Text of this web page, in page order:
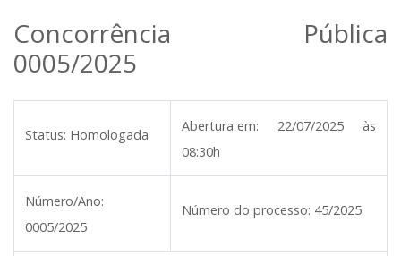
Concorrência Pública
0005/2025
Status: Homologada
Abertura em:
22/07/2025 às
08:30h
Número/Ano:
0005/2025
Número do processo: 45/2025